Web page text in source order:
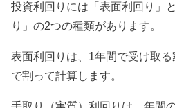
投資利回りには「表面利回り」
り」の2つの種類があります。
表面利回りは、1年間で受け取
で割って計算します。